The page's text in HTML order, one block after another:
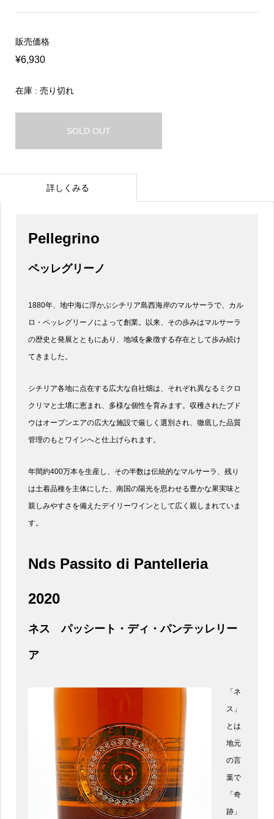
販売価格
¥6,930
在庫 : 売り切れ
SOLD OUT
詳しくみる
Pellegrino
ペッレグリーノ
1880年、地中海に浮かぶシチリア島西海岸のマルサーラで、カル
ロ・ペッレグリーノによって創業。以来、その歩みはマルサーラ
の歴史と発展とともにあり、地域を象徴する存在として歩み続け
てきました。
シチリア各地に点在する広大な自社畑は、それぞれ異なるミクロ
クリマと土壌に恵まれ、多様な個性を育みます。収穫されたブド
ウはオープンエアの広大な施設で厳しく選別され、徹底した品質
管理のもとワインへと仕上げられます。
年間約400万本を生産し、その半数は伝統的なマルサーラ、残り
は土着品種を主体にした、南国の陽光を思わせる豊かな果実味と
親しみやすさを備えたデイリーワインとして広く親しまれていま
す。
Nds Passito di Pantelleria
2020
ネス パッシート・ディ・パンテッレリー
ア
「ネ
ス」
とは
地元
の言
葉で
「奇
跡」